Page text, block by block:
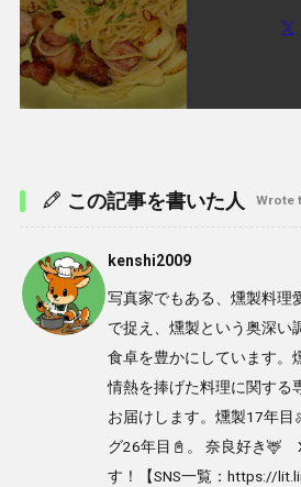
この記事を書いた人 Wrote
kenshi2009
写真家でもある、燻製料理
で捉え、燻製という奥深い
食卓を豊かにしています。
情熱を捧げた料理に関する
お届けします。燻製17年目
グ26年目📓。 奈良好き🦌
す！【SNS一覧：https://